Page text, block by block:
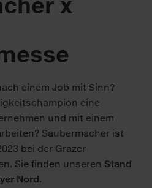
x
einem Job mit Sinn?
eine
und mit einem
Saubermacher ist
bei der Grazer
Sie finden unseren Stand
Nord.